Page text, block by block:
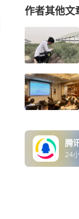
作者其他文
腾
24